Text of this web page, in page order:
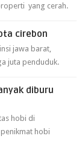
yang cerah.
cirebon
jawa barat,
juta penduduk.
diburu
hobi di
hobi